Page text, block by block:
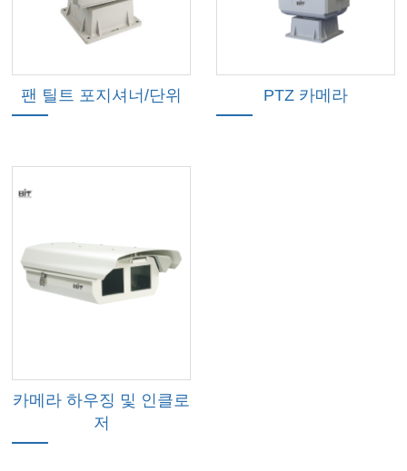
팬 틸트 포지셔너/단위 PTZ 카메라
카메라 하우징 및 인클로
저